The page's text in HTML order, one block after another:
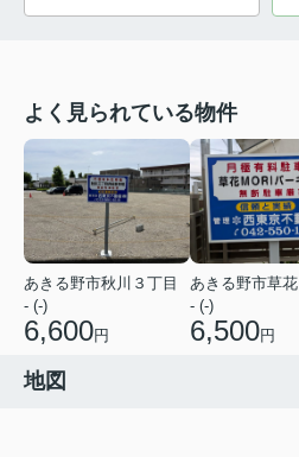
よく見られている物件
あきる野市秋川３丁目
- (-)
6,600円
あきる野市草花
- (-)
6,500円
地図